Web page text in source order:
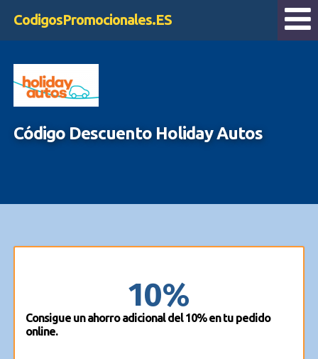
CodigosPromocionales.ES
Código Descuento Holiday Autos
10%
Consigue un ahorro adicional del 10% en tu pedido
online.